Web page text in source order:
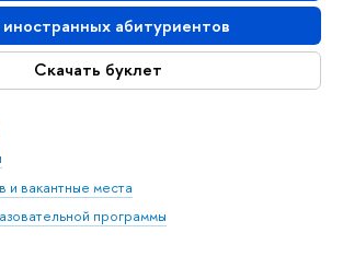
абитуриентов
Скачать буклет
и вакантные места
программы